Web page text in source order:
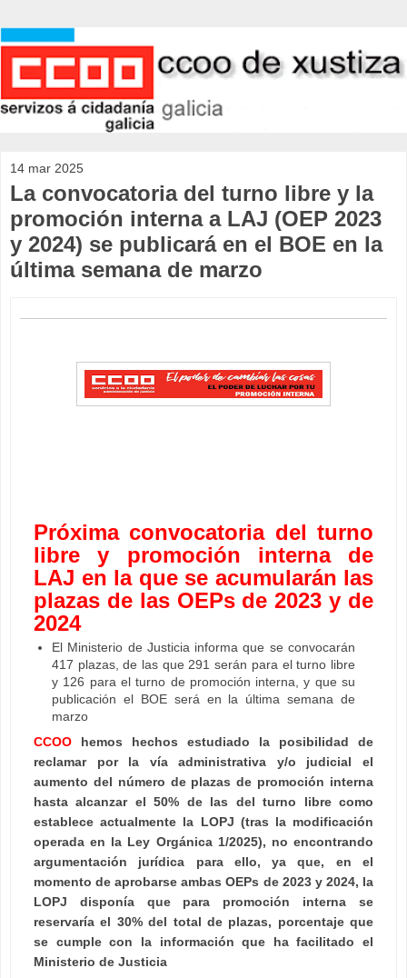
14 mar 2025
La convocatoria del turno libre y la
promoción interna a LAJ (OEP 2023
y 2024) se publicará en el BOE en la
última semana de marzo
Próxima convocatoria del turno
libre y promoción interna de
LAJ en la que se acumularán las
plazas de las OEPs de 2023 y de
2024
El Ministerio de Justicia informa que se convocarán
417 plazas, de las que 291 serán para el turno libre
y 126 para el turno de promoción interna, y que su
publicación el BOE será en la última semana de
marzo
CCOO hemos hechos estudiado la posibilidad de
reclamar por la vía administrativa y/o judicial el
aumento del número de plazas de promoción interna
hasta alcanzar el 50% de las del turno libre como
establece actualmente la LOPJ (tras la modificación
operada en la Ley Orgánica 1/2025), no encontrando
argumentación jurídica para ello, ya que, en el
momento de aprobarse ambas OEPs de 2023 y 2024, la
LOPJ disponía que para promoción interna se
reservaría el 30% del total de plazas, porcentaje que
se cumple con la información que ha facilitado el
Ministerio de Justicia